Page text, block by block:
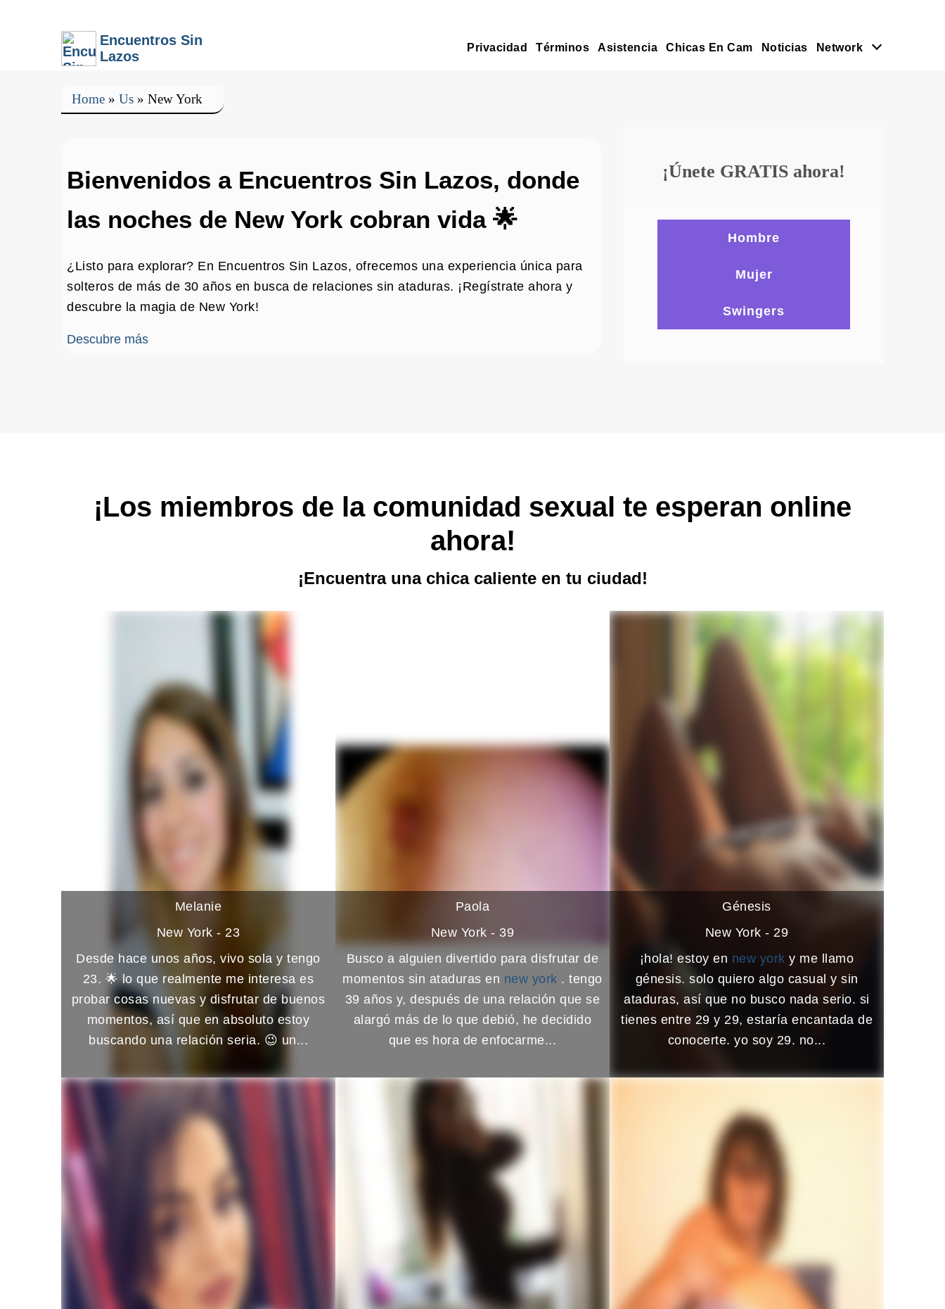
Encuentros Sin
Lazos
Privacidad Términos Asistencia Chicas En Cam Noticias Network
Home » Us » New York
Bienvenidos a Encuentros Sin Lazos, donde
las noches de New York cobran vida 🌟
¿Listo para explorar? En Encuentros Sin Lazos, ofrecemos una experiencia única para
solteros de más de 30 años en busca de relaciones sin ataduras. ¡Regístrate ahora y
descubre la magia de New York!
Descubre más
¡Únete GRATIS ahora!
Hombre
Mujer
Swingers
¡Los miembros de la comunidad sexual te esperan online
ahora!
¡Encuentra una chica caliente en tu ciudad!
Melanie
New York - 23
Desde hace unos años, vivo sola y tengo
23. 🌟 lo que realmente me interesa es
probar cosas nuevas y disfrutar de buenos
momentos, así que en absoluto estoy
buscando una relación seria. 😉 un...
Paola
New York - 39
Busco a alguien divertido para disfrutar de
momentos sin ataduras en new york . tengo
39 años y, después de una relación que se
alargó más de lo que debió, he decidido
que es hora de enfocarme...
Génesis
New York - 29
¡hola! estoy en new yorky me llamo
génesis. solo quiero algo casual y sin
ataduras, así que no busco nada serio. si
tienes entre 29 y 29, estaría encantada de
conocerte. yo soy 29. no...